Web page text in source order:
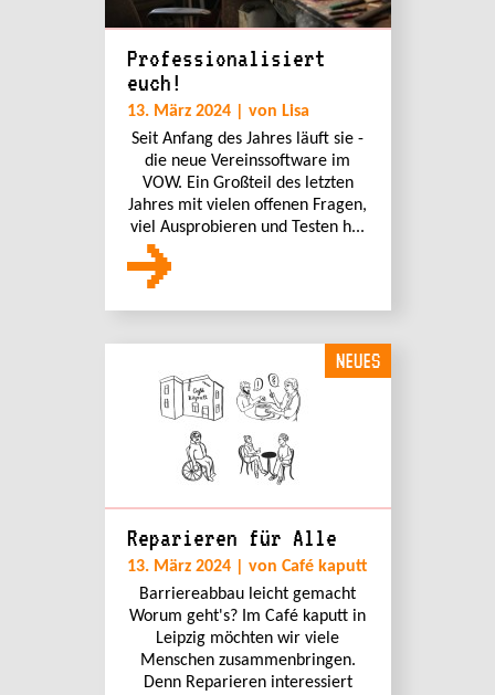
Professionalisiert
euch!
13. März 2024 | von Lisa
Seit Anfang des Jahres läuft sie -
die neue Vereinssoftware im
VOW. Ein Großteil des letzten
Jahres mit vielen offenen Fragen,
viel Ausprobieren und Testen h...
NEUES
Reparieren für Alle
13. März 2024 | von Café kaputt
Barriereabbau leicht gemacht
Worum geht's? Im Café kaputt in
Leipzig möchten wir viele
Menschen zusammenbringen.
Denn Reparieren interessiert